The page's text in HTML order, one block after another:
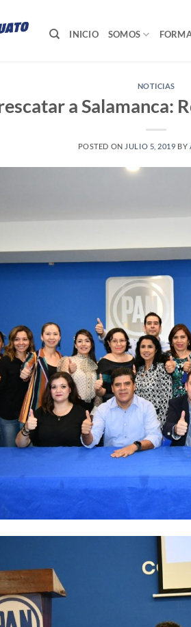
INICIO SOMOS
NOTICIAS
a Salamanca:
POSTED ON JULIO 5, 2019 BY